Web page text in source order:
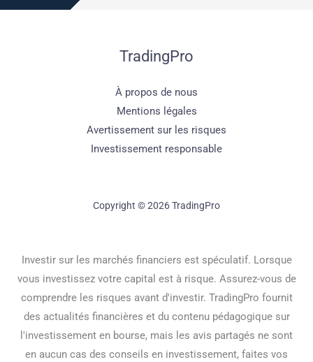
TradingPro
À propos de nous
Mentions légales
Avertissement sur les risques
Investissement responsable
Copyright © 2026 TradingPro
Investir sur les marchés financiers est spéculatif. Lorsque
vous investissez votre capital est à risque. Assurez-vous de
comprendre les risques avant d'investir. TradingPro fournit
des actualités financières et du contenu pédagogique sur
l'investissement en bourse, mais les avis partagés ne sont
en aucun cas des conseils en investissement, faites vos